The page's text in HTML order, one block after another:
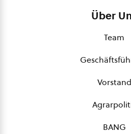
Über
Team
Vorstand
BANG